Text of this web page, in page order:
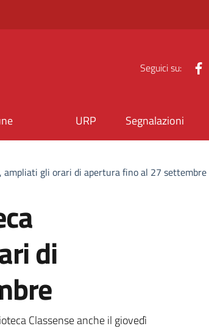
Seguici su:
URP Segnalazioni
ampliati gli orari di apertura fino al 27 settembre
di
Classense anche il giovedì